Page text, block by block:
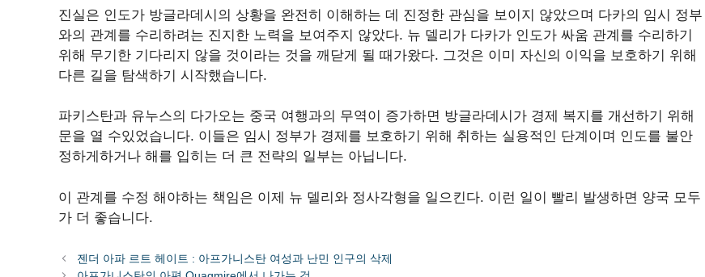
진실은 인도가 방글라데시의 상황을 완전히 이해하는 데 진정한 관심을 보이지 않았으며 다카의 임시 정부
와의 관계를 수리하려는 진지한 노력을 보여주지 않았다. 뉴 델리가 다카가 인도가 싸움 관계를 수리하기
위해 무기한 기다리지 않을 것이라는 것을 깨닫게 될 때가왔다. 그것은 이미 자신의 이익을 보호하기 위해
다른 길을 탐색하기 시작했습니다.
파키스탄과 유누스의 다가오는 중국 여행과의 무역이 증가하면 방글라데시가 경제 복지를 개선하기 위해
문을 열 수있었습니다. 이들은 임시 정부가 경제를 보호하기 위해 취하는 실용적인 단계이며 인도를 불안
정하게하거나 해를 입히는 더 큰 전략의 일부는 아닙니다.
이 관계를 수정 해야하는 책임은 이제 뉴 델리와 정사각형을 일으킨다. 이런 일이 빨리 발생하면 양국 모두
가 더 좋습니다.
젠더 아파 르트 헤이트 : 아프가니스탄 여성과 난민 인구의 삭제